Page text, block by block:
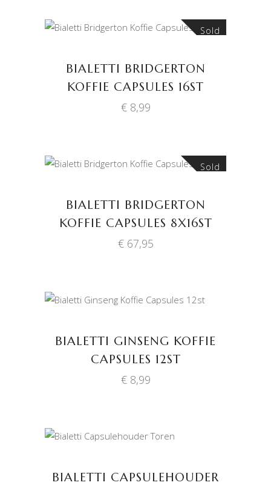
Sold
BIALETTI BRIDGERTON
KOFFIE CAPSULES 16ST
€8,99
Sold
BIALETTI BRIDGERTON
KOFFIE CAPSULES 8X16ST
€67,95
BIALETTI GINSENG KOFFIE
CAPSULES 12ST
€8,99
BIALETTI CAPSULEHOUDER